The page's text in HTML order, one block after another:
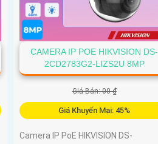
CAMERA IP POE HIKVISION DS-
2CD2783G2-LIZS2U 8MP
Giá Bán: 00 ₫
Giá Khuyến Mại: 45%
Camera IP PoE HIKVISION DS-